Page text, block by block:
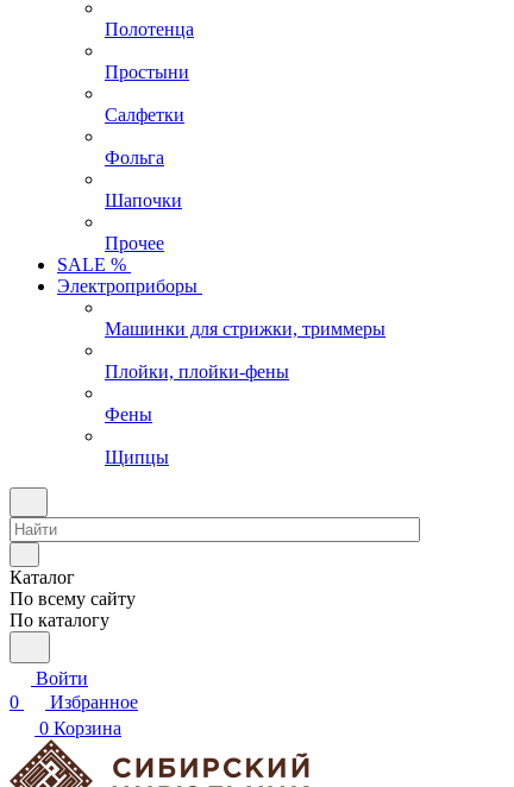
Полотенца
Простыни
Салфетки
Фольга
Шапочки
Прочее
SALE %
Электроприборы
Машинки для стрижки, триммеры
Плойки, плойки-фены
Фены
Щипцы
Каталог
По всему сайту
По каталогу
Войти
0
Избранное
0 Корзина